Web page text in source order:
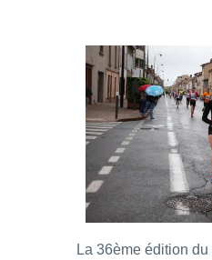
La 36ème édition du